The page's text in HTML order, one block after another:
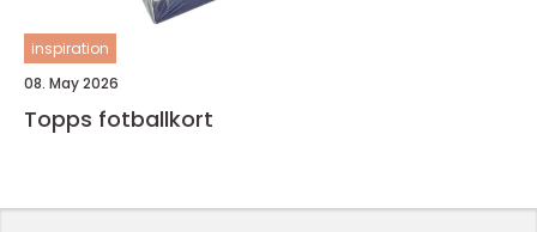
inspiration
08. May 2026
Topps fotballkort